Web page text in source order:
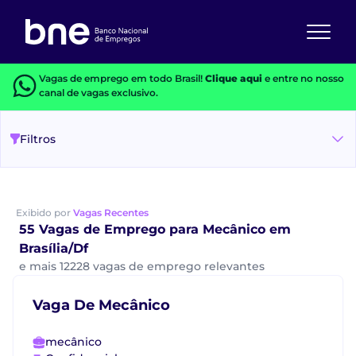
Vagas de emprego em todo Brasil! Clique aquie entre no nosso
canal de vagas exclusivo.
Filtros
Exibido por Vagas Recentes
55 Vagas de Emprego para Mecânico em
Brasília/Df
e mais 12228 vagas de emprego relevantes
Vaga De Mecânico
mecânico